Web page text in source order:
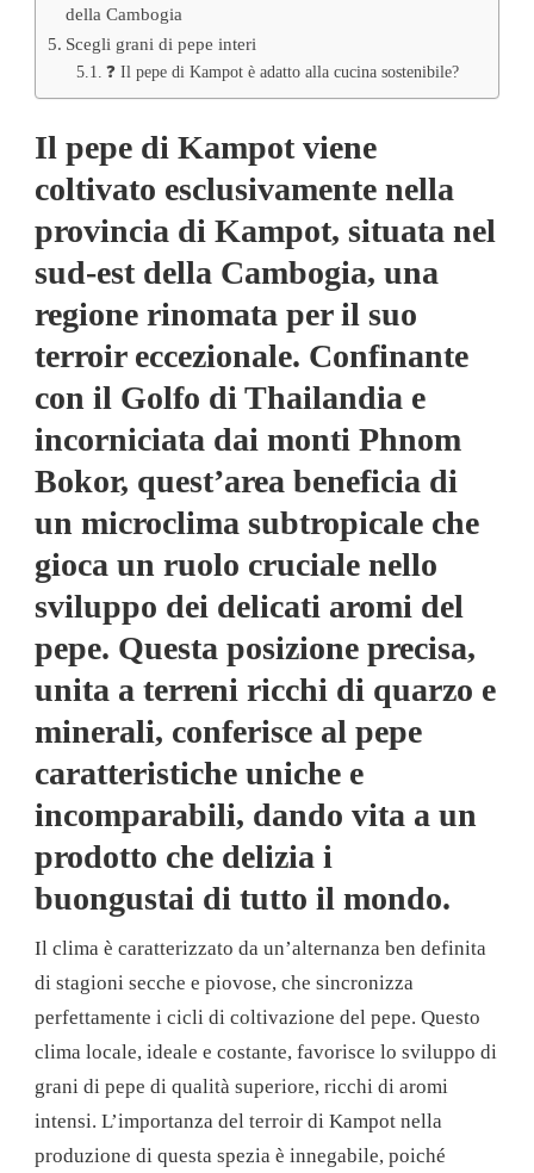
della Cambogia
Scegli grani di pepe interi
❓ Il pepe di Kampot è adatto alla cucina sostenibile?
Il pepe di Kampot viene
coltivato esclusivamente nella
provincia di Kampot, situata nel
sud-est della Cambogia, una
regione rinomata per il suo
terroir eccezionale. Confinante
con il Golfo di Thailandia e
incorniciata dai monti Phnom
Bokor, quest’area beneficia di
un microclima subtropicale che
gioca un ruolo cruciale nello
sviluppo dei delicati aromi del
pepe. Questa posizione precisa,
unita a terreni ricchi di quarzo e
minerali, conferisce al pepe
caratteristiche uniche e
incomparabili, dando vita a un
prodotto che delizia i
buongustai di tutto il mondo.
Il clima è caratterizzato da un’alternanza ben definita
di stagioni secche e piovose, che sincronizza
perfettamente i cicli di coltivazione del pepe. Questo
clima locale, ideale e costante, favorisce lo sviluppo di
grani di pepe di qualità superiore, ricchi di aromi
intensi. L’importanza del terroir di Kampot nella
produzione di questa spezia è innegabile, poiché